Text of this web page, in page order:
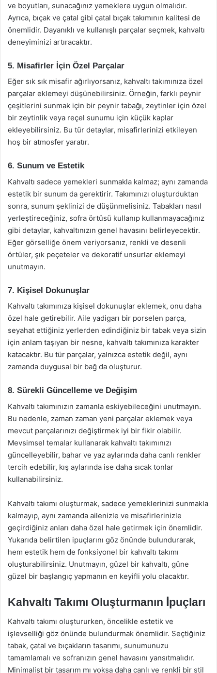
ve boyutları, sunacağınız yemeklere uygun olmalıdır.
Ayrıca, bıçak ve çatal gibi çatal bıçak takımının kalitesi de
önemlidir. Dayanıklı ve kullanışlı parçalar seçmek, kahvaltı
deneyiminizi artıracaktır.
5. Misafirler İçin Özel Parçalar
Eğer sık sık misafir ağırlıyorsanız, kahvaltı takımınıza özel
parçalar eklemeyi düşünebilirsiniz. Örneğin, farklı peynir
çeşitlerini sunmak için bir peynir tabağı, zeytinler için özel
bir zeytinlik veya reçel sunumu için küçük kaplar
ekleyebilirsiniz. Bu tür detaylar, misafirlerinizi etkileyen
hoş bir atmosfer yaratır.
6. Sunum ve Estetik
Kahvaltı sadece yemekleri sunmakla kalmaz; aynı zamanda
estetik bir sunum da gerektirir. Takımınızı oluşturduktan
sonra, sunum şeklinizi de düşünmelisiniz. Tabakları nasıl
yerleştireceğiniz, sofra örtüsü kullanıp kullanmayacağınız
gibi detaylar, kahvaltınızın genel havasını belirleyecektir.
Eğer görselliğe önem veriyorsanız, renkli ve desenli
örtüler, şık peçeteler ve dekoratif unsurlar eklemeyi
unutmayın.
7. Kişisel Dokunuşlar
Kahvaltı takımınıza kişisel dokunuşlar eklemek, onu daha
özel hale getirebilir. Aile yadigarı bir porselen parça,
seyahat ettiğiniz yerlerden edindiğiniz bir tabak veya sizin
için anlam taşıyan bir nesne, kahvaltı takımınıza karakter
katacaktır. Bu tür parçalar, yalnızca estetik değil, aynı
zamanda duygusal bir bağ da oluşturur.
8. Sürekli Güncelleme ve Değişim
Kahvaltı takımınızın zamanla eskiyebileceğini unutmayın.
Bu nedenle, zaman zaman yeni parçalar eklemek veya
mevcut parçalarınızı değiştirmek iyi bir fikir olabilir.
Mevsimsel temalar kullanarak kahvaltı takımınızı
güncelleyebilir, bahar ve yaz aylarında daha canlı renkler
tercih edebilir, kış aylarında ise daha sıcak tonlar
kullanabilirsiniz.
Kahvaltı takımı oluşturmak, sadece yemeklerinizi sunmakla
kalmayıp, aynı zamanda ailenizle ve misafirlerinizle
geçirdiğiniz anları daha özel hale getirmek için önemlidir.
Yukarıda belirtilen ipuçlarını göz önünde bulundurarak,
hem estetik hem de fonksiyonel bir kahvaltı takımı
oluşturabilirsiniz. Unutmayın, güzel bir kahvaltı, güne
güzel bir başlangıç yapmanın en keyifli yolu olacaktır.
Kahvaltı Takımı Oluşturmanın İpuçları
Kahvaltı takımı oluştururken, öncelikle estetik ve
işlevselliği göz önünde bulundurmak önemlidir. Seçtiğiniz
tabak, çatal ve bıçakların tasarımı, sunumunuzu
tamamlamalı ve sofranızın genel havasını yansıtmalıdır.
Minimalist bir tasarım mı yoksa daha canlı ve renkli bir stil